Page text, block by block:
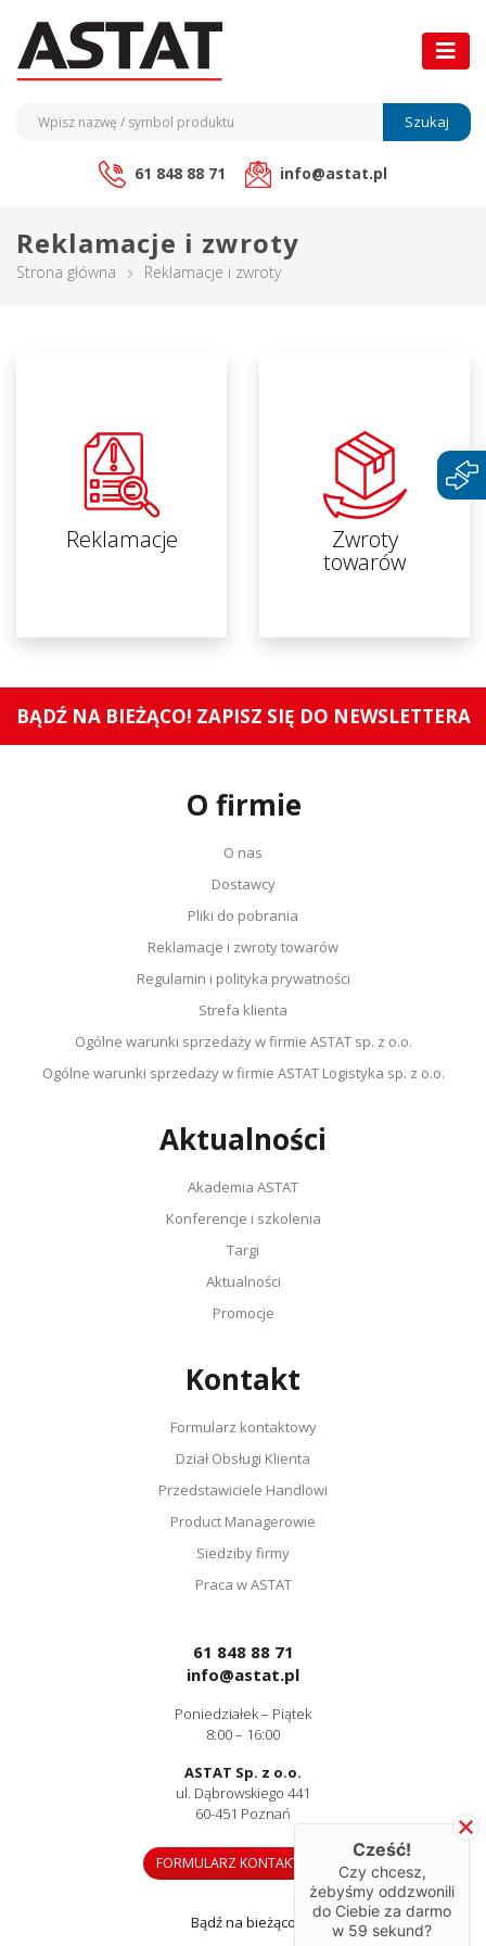
Szukaj
61 848 88 71 info@astat.pl
Reklamacje i zwroty
Strona główna Reklamacje i zwroty
Reklamacje Zwroty
towarów
BĄDŹ NA BIEŻĄCO! ZAPISZ SIĘ DO NEWSLETTERA
O firmie
O nas
Dostawcy
Pliki do pobrania
Reklamacje i zwroty towarów
Regulamin i polityka prywatności
Strefa klienta
Ogólne warunki sprzedaży w firmie ASTAT sp. z o.o.
Ogólne warunki sprzedaży w firmie ASTAT Logistyka sp. z o.o.
Aktualności
Akademia ASTAT
Konferencje i szkolenia
Targi
Aktualności
Promocje
Kontakt
Formularz kontaktowy
Dział Obsługi Klienta
Przedstawiciele Handlowi
Product Managerowie
Siedziby firmy
Praca w ASTAT
61 848 88 71
info@astat.pl
Poniedziałek – Piątek
8:00 – 16:00
ASTAT Sp. z o.o.
ul. Dąbrowskiego 441
60-451 Poznań
FORMULARZ KONTAKTOWY
Bądź na bieżąco
Cześć!
Czy chcesz,
żebyśmy oddzwonili
do Ciebie za darmo
w 59 sekund?